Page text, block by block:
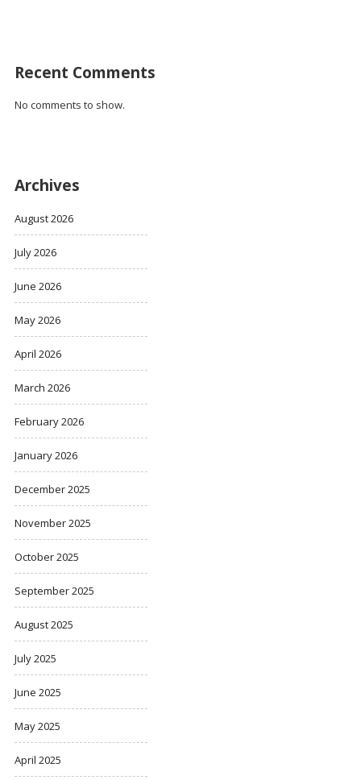
Recent Comments
No comments to show.
Archives
August 2026
July 2026
June 2026
May 2026
April 2026
March 2026
February 2026
January 2026
December 2025
November 2025
October 2025
September 2025
August 2025
July 2025
June 2025
May 2025
April 2025